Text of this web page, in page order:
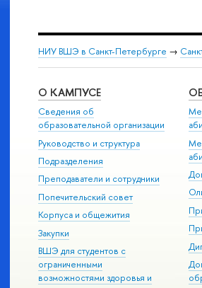
НИУ ВШЭ в Санкт-Петербурге →
О КАМПУСЕ
Сведения об
образовательной организации
Руководство и структура
Подразделения
Преподаватели и сотрудники
Попечительский совет
Корпуса и общежития
Закупки
ВШЭ для студентов с
ограниченными
возможностями здоровья и